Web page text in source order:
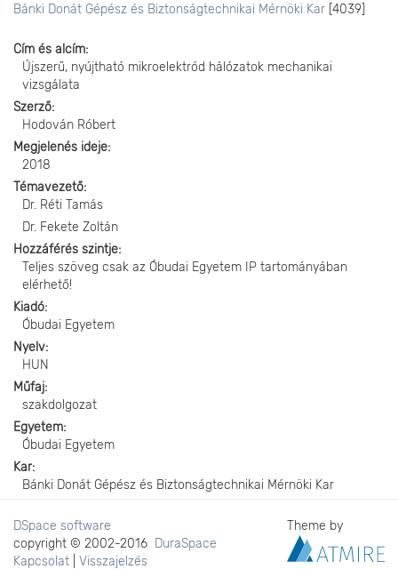
Bánki Donát Gépész és Biztonságtechnikai Mérnöki Kar [4039]
Cím és alcím
Újszerű, nyújtható mikroelektród hálózatok mechanikai
vizsgálata
Szerző
Hodován Róbert
Megjelenés ideje
2018
Témavezető
Dr. Réti Tamás
Dr. Fekete Zoltán
Hozzáférés szintje
Teljes szöveg csak az Óbudai Egyetem IP tartományában
elérhető!
Kiadó
Óbudai Egyetem
Nyelv
HUN
Műfaj
szakdolgozat
Egyetem
Óbudai Egyetem
Kar
Bánki Donát Gépész és Biztonságtechnikai Mérnöki Kar
DSpace software
copyright © 2002-2016 DuraSpace
Kapcsolat
Visszajelzés
Theme by